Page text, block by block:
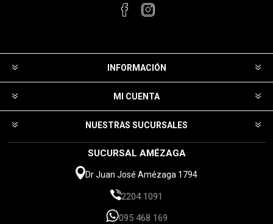
INFORMACIÓN
MI CUENTA
NUESTRAS SUCURSALES
SUCURSAL AMÉZAGA
Dr Juan José Amézaga 1794
2204 1091
095 468 169